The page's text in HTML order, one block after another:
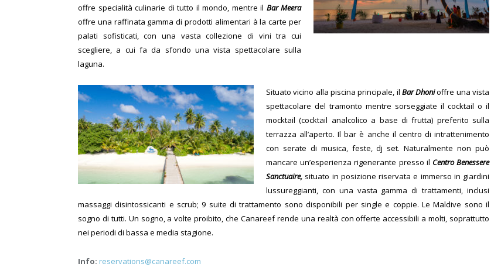
offre specialità culinarie di tutto il mondo, mentre il Bar Meera
offre una raffinata gamma di prodotti alimentari à la carte per
palati sofisticati, con una vasta collezione di vini tra cui
scegliere, a cui fa da sfondo una vista spettacolare sulla
laguna.
Situato vicino alla piscina principale, il Bar Dhonioffre una vista
spettacolare del tramonto mentre sorseggiate il cocktail o il
mocktail (cocktail analcolico a base di frutta) preferito sulla
terrazza all’aperto. Il bar è anche il centro di intrattenimento
con serate di musica, feste, dj set.Naturalmente non può
mancare un’esperienza rigenerante presso il Centro Benessere
Sanctuaire, situato in posizione riservata e immerso in giardini
lussureggianti, con una vasta gamma di trattamenti, inclusi
massaggi disintossicanti e scrub; 9 suite di trattamento sono disponibili per single e coppie. Le Maldive sono il
sogno di tutti. Un sogno, a volte proibito, che Canareef rende una realtà con offerte accessibili a molti, soprattutto
nei periodi di bassa e media stagione.
Info: reservations@canareef.com